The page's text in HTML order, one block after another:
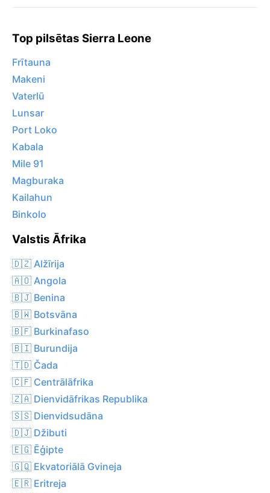
Top pilsētas Sierra Leone
Frītauna
Makeni
Vaterlū
Lunsar
Port Loko
Kabala
Mile 91
Magburaka
Kailahun
Binkolo
Valstis Āfrika
🇩🇿 Alžīrija
🇦🇴 Angola
🇧🇯 Benina
🇧🇼 Botsvāna
🇧🇫 Burkinafaso
🇧🇮 Burundija
🇹🇩 Čada
🇨🇫 Centrālāfrika
🇿🇦 Dienvidāfrikas Republika
🇸🇸 Dienvidsudāna
🇩🇯 Džibuti
🇪🇬 Ēģipte
🇬🇶 Ekvatoriālā Gvineja
🇪🇷 Eritreja